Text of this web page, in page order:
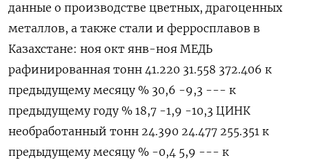
данные о производстве цветных, драгоценных
металлов, а также стали и ферросплавов в
Казахстане: ноя окт янв-ноя МЕДЬ
рафинированная тонн 41.220 31.558 372.406 к
предыдущему месяцу % 30,6 -9,3 --- к
предыдущему году % 18,7 -1,9 -10,3 ЦИНК
необработанный тонн 24.390 24.477 255.351 к
предыдущему месяцу % -0,4 5,9 --- к